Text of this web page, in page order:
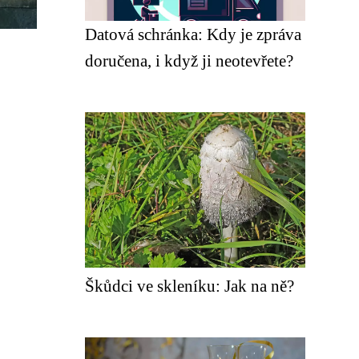
Datová schránka: Kdy je zpráva
doručena, i když ji neotevřete?
Škůdci ve skleníku: Jak na ně?